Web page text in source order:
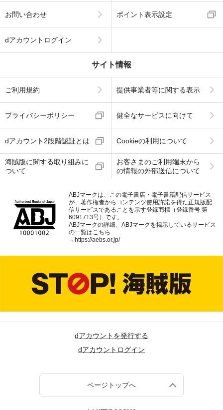
お問い合わせ ポイント表示設定
dアカウントログイン
サイト情報
ご利用規約 提供事業者等に関する表示
プライバシーポリシー 健全なサービスに向けて
dアカウント2段階認証とは Cookieの利用について
海賊版に関する取り組みに
ついて
お客さまのご利用端末から
の情報の外部送信について
ABJマークは、この電子書店・電子書籍配信サービス
が、著作権者からコンテンツ使用許諾を得た正規版配
信サービスであることを示す登録商標（登録番号 第
6091713号）です。
ABJマークの詳細、ABJマークを掲示しているサービス
の一覧はこちら
→ https://aebs.or.jp/
dアカウントを発行する
dアカウントログイン
ページトップへ